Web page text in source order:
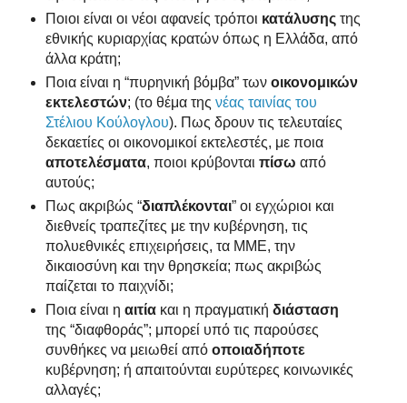
Ποιοι είναι οι νέοι αφανείς τρόποι κατάλυσηςτης
εθνικής κυριαρχίας κρατών όπως η Ελλάδα, από
άλλα κράτη;
Ποια είναι η “πυρηνική βόμβα” των οικονομικών
εκτελεστών; (το θέμα της νέας ταινίας του
Στέλιου Κούλογλου). Πως δρουν τις τελευταίες
δεκαετίες οι οικονομικοί εκτελεστές, με ποια
αποτελέσματα, ποιοι κρύβονται πίσω από
αυτούς;
Πως ακριβώς “διαπλέκονται” οι εγχώριοι και
διεθνείς τραπεζίτες με την κυβέρνηση, τις
πολυεθνικές επιχειρήσεις, τα ΜΜΕ, την
δικαιοσύνη και την θρησκεία; πως ακριβώς
παίζεται το παιχνίδι;
Ποια είναι η αιτίακαι η πραγματική διάσταση
της “διαφθοράς”; μπορεί υπό τις παρούσες
συνθήκες να μειωθεί από οποιαδήποτε
κυβέρνηση; ή απαιτούνται ευρύτερες κοινωνικές
αλλαγές;